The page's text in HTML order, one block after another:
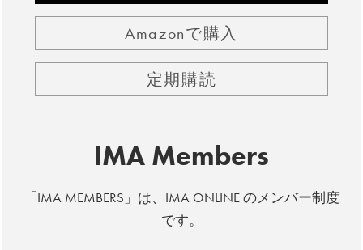
Amazonで購入
定期購読
IMA Members
「IMA MEMBERS」は、IMA ONLINE のメンバー制度
です。